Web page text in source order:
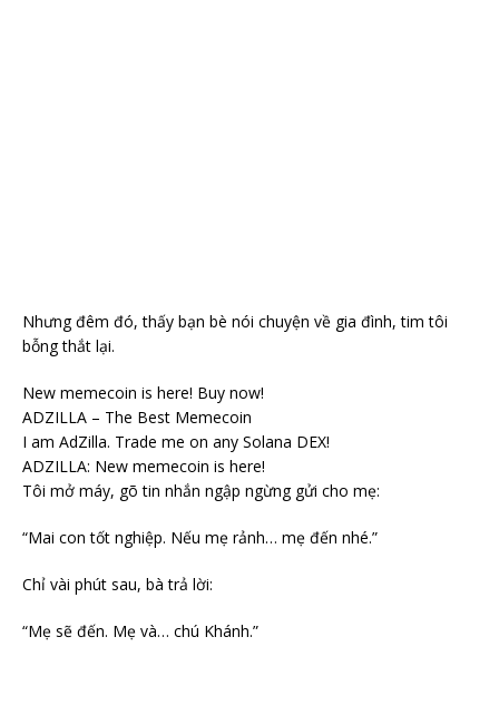
Nhưng đêm đó, thấy bạn bè nói chuyện về gia đình, tim tôi
bỗng thắt lại.
New memecoin is here! Buy now!
ADZILLA – The Best Memecoin
I am AdZilla. Trade me on any Solana DEX!
ADZILLA: New memecoin is here!
Tôi mở máy, gõ tin nhắn ngập ngừng gửi cho mẹ:
“Mai con tốt nghiệp. Nếu mẹ rảnh… mẹ đến nhé.”
Chỉ vài phút sau, bà trả lời:
“Mẹ sẽ đến. Mẹ và… chú Khánh.”